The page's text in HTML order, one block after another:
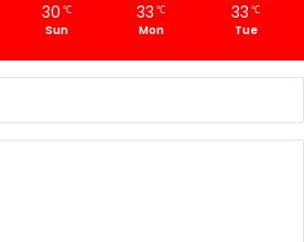
30 ℃
Sun
33 ℃
Mon
33 ℃
Tue